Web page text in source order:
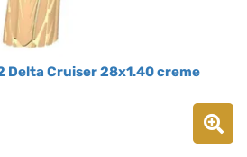
Delta Cruiser 28x1.40 creme